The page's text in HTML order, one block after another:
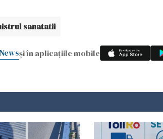
sanatatii
și în aplicațiile mobile